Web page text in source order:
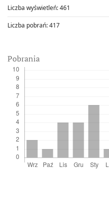
Liczba wyświetleń:461
Liczba pobrań:417
Pobrania